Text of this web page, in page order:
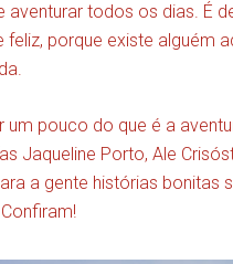
aventurar todos os dias. É
feliz, porque existe alguém
um pouco do que é a
Jaqueline Porto, Ale
a gente histórias